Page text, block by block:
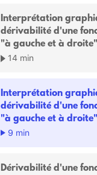
Interprétation
dérivabilité d'une
"à gauche et à droite"
14 min
Interprétation
dérivabilité d'une
"à gauche et à droite"
9 min
Dérivabilité d'une